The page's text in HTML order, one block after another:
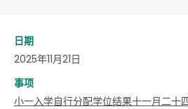
日期
2025年11月21日
事项
小一入学自行分配学位结果十一月二十